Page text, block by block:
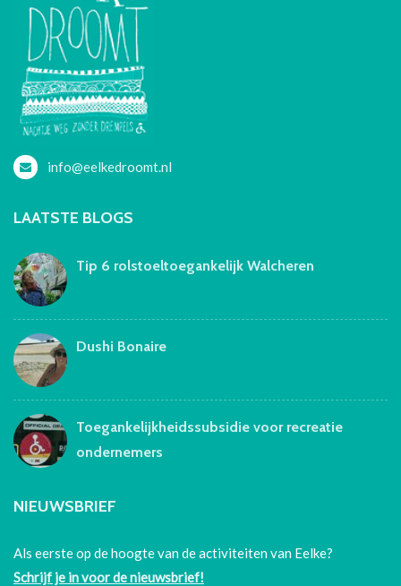
info@eelkedroomt.nl
LAATSTE BLOGS
Tip 6 rolstoeltoegankelijk Walcheren
Dushi Bonaire
Toegankelijkheidssubsidie voor recreatie
ondernemers
NIEUWSBRIEF
Als eerste op de hoogte van de activiteiten van Eelke?
Schrijf je in voor de nieuwsbrief!